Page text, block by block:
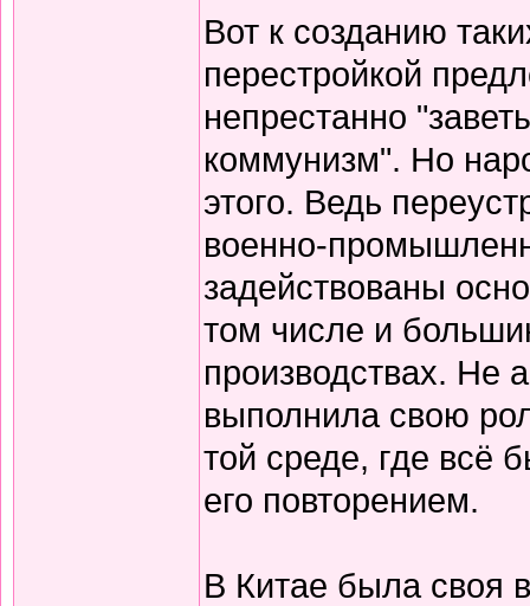
Вот к созданию
перестройкой
непрестанно
коммунизм". Но
этого. Ведь
военно-
задействованы
том числе и
производствах. Не
выполнила свою
той среде, где всё
его повторением.
В Китае была своя